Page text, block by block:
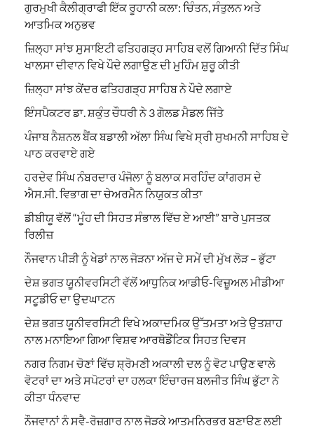
ਗੁਰਮੁਖੀ ਕੈਲੀਗ੍ਰਾਫੀ ਇੱਕ ਰੂਹਾਨੀ ਕਲਾ: ਚਿੰਤਨ, ਸੰਤੁਲਨ ਅਤੇ
ਆਤਮਿਕ ਅਨੁਭਵ
ਜ਼ਿਲ੍ਹਾ ਸਾਂਝ ਸੁਸਾਇਟੀ ਫਤਿਹਗੜ੍ਹ ਸਾਹਿਬ ਵਲੋਂ ਗਿਆਨੀ ਦਿੱਤ ਸਿੰਘ
ਖਾਲਸਾ ਦੀਵਾਨ ਵਿਖੇ ਪੌਦੇ ਲਗਾਉਣ ਦੀ ਮੁਹਿੰਮ ਸ਼ੁਰੂ ਕੀਤੀ
ਜ਼ਿਲ੍ਹਾ ਸਾਂਝ ਕੇਂਦਰ ਫਤਿਹਗੜ੍ਹ ਸਾਹਿਬ ਨੇ ਪੌਦੇ ਲਗਾਏ
ਇੰਸਪੈਕਟਰ ਡਾ. ਸ਼ਕੁੰਤ ਚੌਧਰੀ ਨੇ 3 ਗੋਲਡ ਮੈਡਲ ਜਿੱਤੇ
ਪੰਜਾਬ ਨੈਸ਼ਨਲ ਬੈਂਕ ਬਡਾਲੀ ਅੱਲਾ ਸਿੰਘ ਵਿਖੇ ਸ੍ਰੀ ਸੁਖਮਨੀ ਸਾਹਿਬ ਦੇ
ਪਾਠ ਕਰਵਾਏ ਗਏ
ਹਰਦੇਵ ਸਿੰਘ ਨੰਬਰਦਾਰ ਪੰਜੋਲਾ ਨੂੰ ਬਲਾਕ ਸਰਹਿੰਦ ਕਾਂਗਰਸ ਦੇ
ਐਸ.ਸੀ. ਵਿਭਾਗ ਦਾ ਚੇਅਰਮੈਨ ਨਿਯੁਕਤ ਕੀਤਾ
ਡੀਬੀਯੂ ਵੱਲੋਂ “ਮੂੰਹ ਦੀ ਸਿਹਤ ਸੰਭਾਲ ਵਿੱਚ ਏ ਆਈ” ਬਾਰੇ ਪੁਸਤਕ
ਰਿਲੀਜ਼
ਨੌਜਵਾਨ ਪੀੜੀ ਨੂੰ ਖੇਡਾਂ ਨਾਲ ਜੋੜਨਾ ਅੱਜ ਦੇ ਸਮੇਂ ਦੀ ਮੁੱਖ ਲੋੜ – ਭੁੱਟਾ
ਦੇਸ਼ ਭਗਤ ਯੂਨੀਵਰਸਿਟੀ ਵੱਲੋਂ ਆਧੁਨਿਕ ਆਡੀਓ-ਵਿਜ਼ੂਅਲ ਮੀਡੀਆ
ਸਟੂਡੀਓ ਦਾ ਉਦਘਾਟਨ
ਦੇਸ਼ ਭਗਤ ਯੂਨੀਵਰਸਿਟੀ ਵਿਖੇ ਅਕਾਦਮਿਕ ਉੱਤਮਤਾ ਅਤੇ ਉਤਸ਼ਾਹ
ਨਾਲ ਮਨਾਇਆ ਗਿਆ ਵਿਸ਼ਵ ਆਰਥੋਡੌਂਟਿਕ ਸਿਹਤ ਦਿਵਸ
ਨਗਰ ਨਿਗਮ ਚੋਣਾਂ ਵਿੱਚ ਸ਼੍ਰੋਮਣੀ ਅਕਾਲੀ ਦਲ ਨੂੰ ਵੋਟ ਪਾਉਣ ਵਾਲੇ
ਵੋਟਰਾਂ ਦਾ ਅਤੇ ਸਪੋਟਰਾਂ ਦਾ ਹਲਕਾ ਇੰਚਾਰਜ ਬਲਜੀਤ ਸਿੰਘ ਭੁੱਟਾ ਨੇ
ਕੀਤਾ ਧੰਨਵਾਦ
ਨੌਜਵਾਨਾਂ ਨੂੰ ਸਵੈ-ਰੋਜ਼ਗਾਰ ਨਾਲ ਜੋੜਕੇ ਆਤਮਨਿਰਭਰ ਬਣਾਉਣ ਲਈ